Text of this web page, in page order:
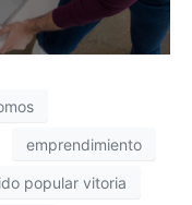
emprendimiento
popular vitoria